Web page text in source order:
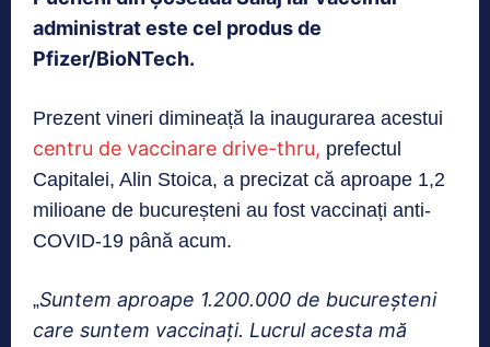
administrat este cel produs de
Pfizer/BioNTech.
Prezent vineri dimineață la inaugurarea acestui
centru de vaccinare drive-thru, prefectul
Capitalei, Alin Stoica, a precizat că aproape 1,2
milioane de bucureșteni au fost vaccinați anti-
COVID-19 până acum.
„Suntem aproape 1.200.000 de bucureșteni
care suntem vaccinați. Lucrul acesta mă